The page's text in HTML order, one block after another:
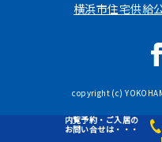
内覧予約・ご入居の
お問い合せは・・・
横浜市住宅供給
copyright (c)